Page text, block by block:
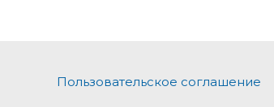
Пользовательское соглашение